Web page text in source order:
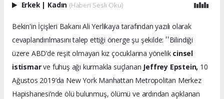
Erkek Kadın (Haberi Sesli Oku)
Bekin'in İçişleri Bakanı Ali Yerlikaya tarafından yazılı olarak
cevaplandırılmasını talep ettiği önerge şu şekilde: ''Bilindiği
üzere ABD’de reşit olmayan kız çocuklarına yönelik cinsel
istismarve fuhuş ağı kurmakla suçlanan Jeffrey Epstein, 10
Ağustos 2019’da New York Manhattan Metropolitan Merkez
Hapishanesi’nde ölü bulunmuş, ölümü ve ardından açıklanan